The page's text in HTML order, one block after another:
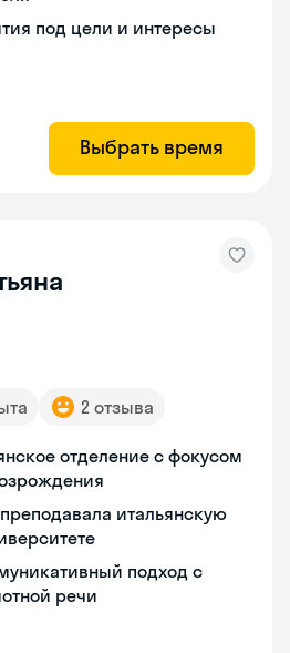
под цели и интересы
Выбрать время
2 отзыва
отделение с фокусом
итальянскую
подход с
речи